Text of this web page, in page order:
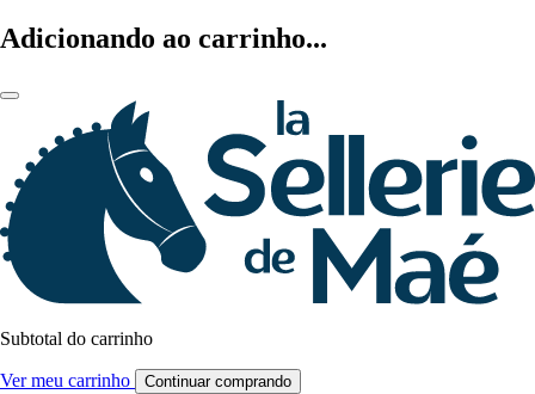
Adicionando ao carrinho...
Subtotal do carrinho
Ver meu carrinho Continuar comprando